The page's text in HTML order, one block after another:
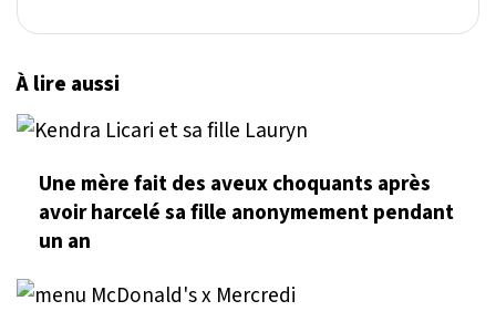
À lire aussi
Une mère fait des aveux choquants après
avoir harcelé sa fille anonymement pendant
un an